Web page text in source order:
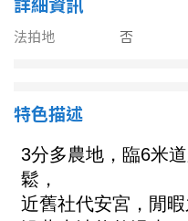
苗栗縣
台中市
類型(可複選)
別墅
農舍 辦公
廠辦 倉庫
法拍地 否
特色描述